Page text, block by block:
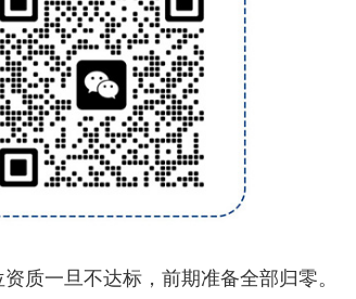
质一旦不达标，前期准备全部归零。